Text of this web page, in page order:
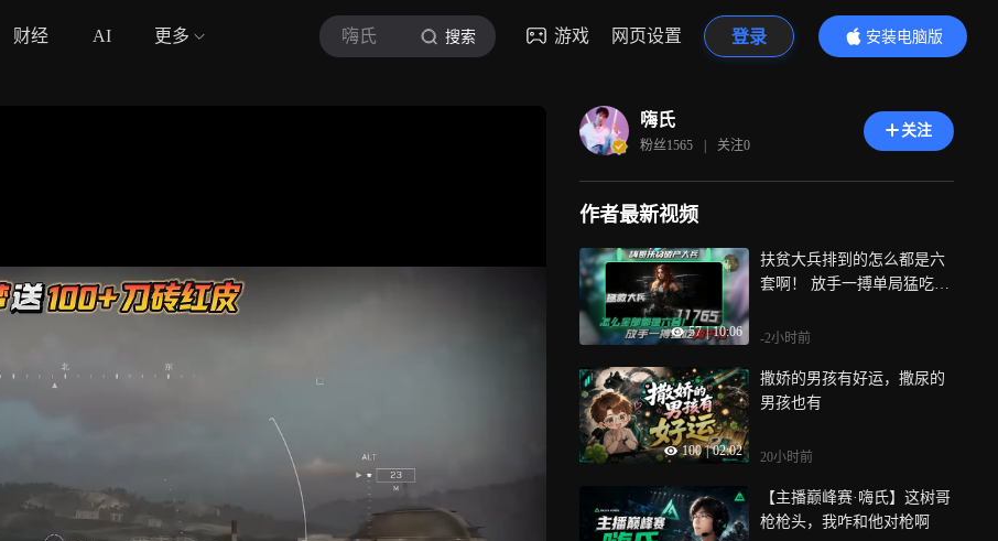
财经 AI 更多 嗨氏 搜索 游戏 网页设置 登录
安装电脑版
内容更精彩
嗨氏
粉丝1565 | 关注0
关注
作者最新视频
57 | 10:06
扶贫大兵排到的怎么都是六
套啊！ 放手一搏单局猛吃21
-2小时前
100 | 02:02
撒娇的男孩有好运，撒尿的
男孩也有
20小时前
【主播巅峰赛·嗨氏】这树哥
枪枪头，我咋和他对枪啊